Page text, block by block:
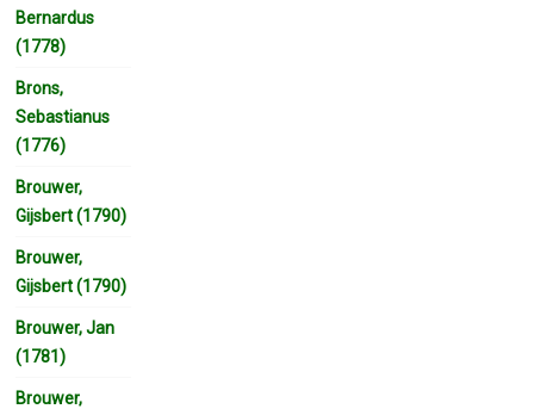
Bernardus
(1778)
Brons,
Sebastianus
(1776)
Brouwer,
Gijsbert (1790)
Brouwer,
Gijsbert (1790)
Brouwer, Jan
(1781)
Brouwer,